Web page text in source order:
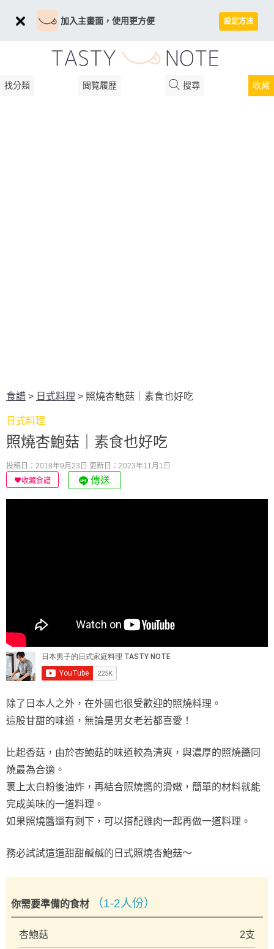
加入主畫面，使用更方便 設定方法
找分類 閲覧履歴 搜尋 收藏
食譜 > 日式料理 > 照燒杏鮑菇｜素食也好吃
日式料理
照燒杏鮑菇｜素食也好吃
投稿日：2018年9月23日 更新日：2023年11月1日
收藏食譜
傳送
除了日本人之外，在外國也很受歡迎的照燒料理。
這股甘甜的味道，無論是男女老若都喜愛！
比起香菇，由於杏鮑菇的味道較為清爽，與濃厚的照燒醬同
燒最為合適。
裹上太白粉後油炸，再結合照燒醬的滑嫩，簡單的材料就能
完成美味的一道料理。
如果照燒醬還有剩下，可以搭配雞肉一起再做一道料理。
務必試試這道甜甜鹹鹹的日式照燒杏鮑菇～
你需要準備的食材 （1-2人份）
杏鮑菇 2支